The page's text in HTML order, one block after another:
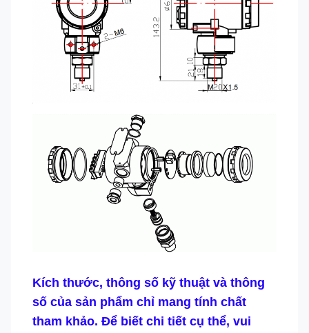
Kích thước, thông số kỹ thuật và thông
số của sản phẩm chỉ mang tính chất
tham khảo. Để biết chi tiết cụ thể, vui